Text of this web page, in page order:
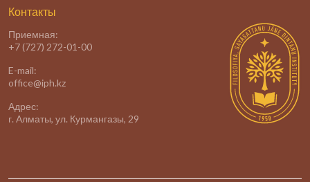
Контакты
Приемная:
+7 (727) 272-01-00
E-mail:
office@iph.kz
Адрес:
г. Алматы, ул. Курмангазы, 29